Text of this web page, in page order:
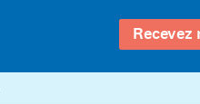
Recevez